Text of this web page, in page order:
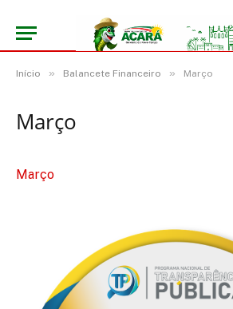
Início » Balancete Financeiro » Março
Março
Março